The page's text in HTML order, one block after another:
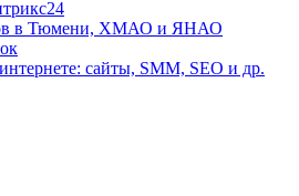
в Тюмени, ХМАО и ЯНАО
сайты, SMM, SEO и др.